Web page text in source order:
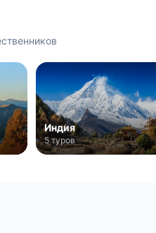
Индия
5 туров